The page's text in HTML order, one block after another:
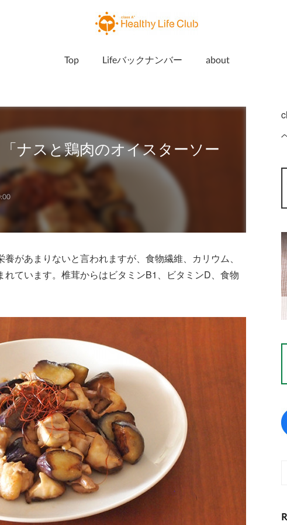
Top Lifeバックナンバー about
ナスと鶏肉のオイスターソー
があまりないと言われますが、食物繊維、カリウム、
ています。椎茸からはビタミンB1、ビタミンD、食物